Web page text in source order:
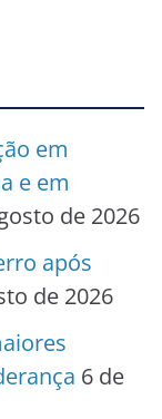
em
e em
de 2026
após
de 2026
6 de